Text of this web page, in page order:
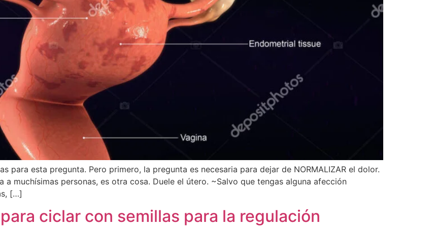
para esta pregunta. Pero primero, la pregunta es necesaria para dejar de NORMALIZAR el dolor.
a muchísimas personas, es otra cosa. Duele el útero. ~Salvo que tengas alguna afección
[…]
ciclar con semillas para la regulación